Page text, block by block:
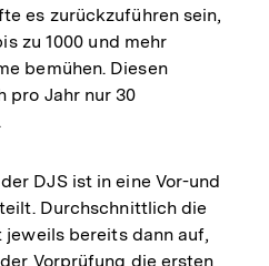
es zurückzuführen sein,
zu 1000 und mehr
bemühen. Diesen
pro Jahr nur 30
DJS ist in eine Vor-und
Durchschnittlich die
bereits dann auf,
Vorprüfung die ersten